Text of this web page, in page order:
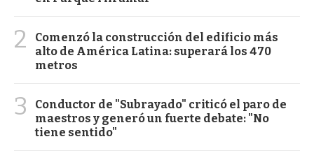
2
Comenzó la construcción del edificio más
alto de América Latina: superará los 470
metros
3
Conductor de "Subrayado" criticó el paro de
maestros y generó un fuerte debate: "No
tiene sentido"